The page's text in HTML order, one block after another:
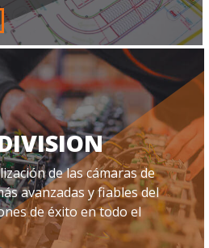
de las cámaras de
avanzadas y fiables del
de éxito en todo el